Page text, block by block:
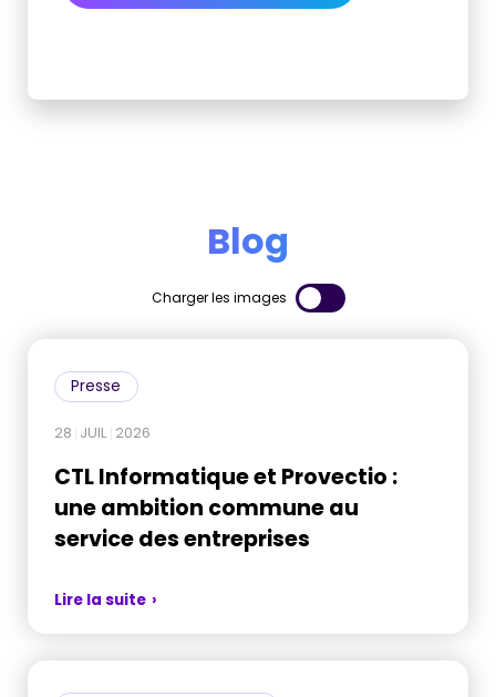
Blog
Charger les images
Presse
28 JUIL 2026
CTL Informatique et Provectio :
une ambition commune au
service des entreprises
Lire la suite